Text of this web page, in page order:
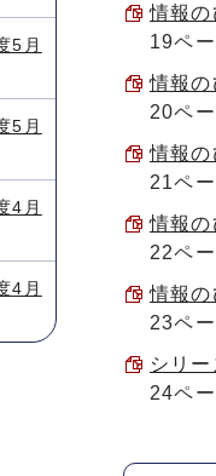
情報の
19ペ
情報の
20ペ
情報の
21ペ
情報
22ペ
情報の
23ペ
シリ
24ペ
5月
5月
4月
4月